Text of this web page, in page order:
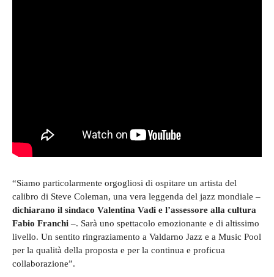
“Siamo particolarmente orgogliosi di ospitare un artista del
calibro di Steve Coleman, una vera leggenda del jazz mondiale –
dichiarano il sindaco Valentina Vadi e l’assessore alla cultura
Fabio Franchi –. Sarà uno spettacolo emozionante e di altissimo
livello. Un sentito ringraziamento a Valdarno Jazz e a Music Pool
per la qualità della proposta e per la continua e proficua
collaborazione”.